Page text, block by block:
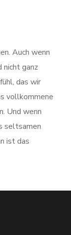
Auch wenn
ganz
das wir
vollkommene
Und wenn
seltsamen
ist das